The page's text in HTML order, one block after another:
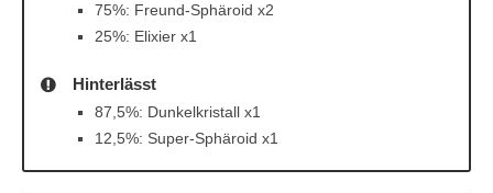
75%: Freund-Sphäroid x2
25%: Elixier x1
Hinterlässt
87,5%: Dunkelkristall x1
12,5%: Super-Sphäroid x1